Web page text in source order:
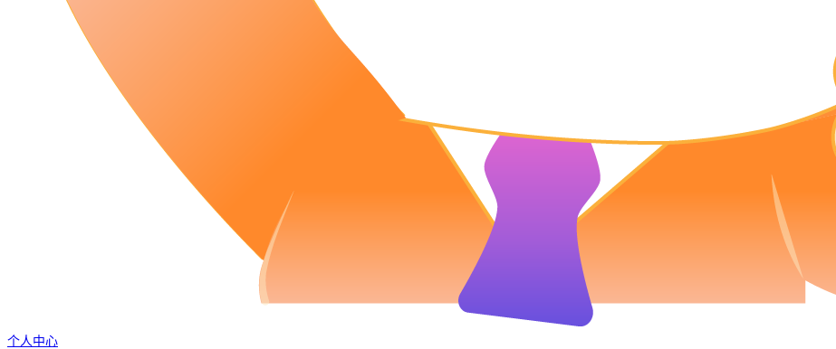
个人中心